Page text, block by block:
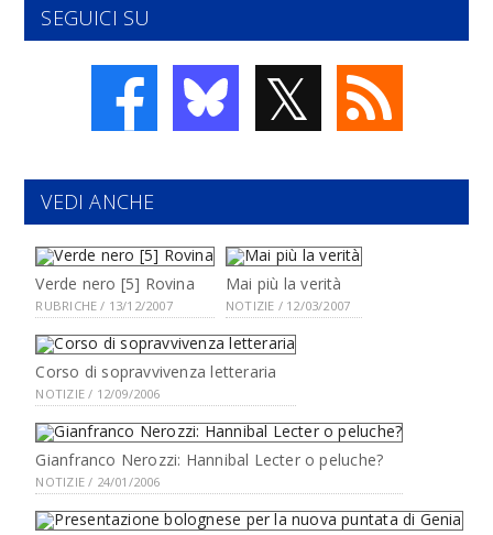
SEGUICI SU
𝕏
VEDI ANCHE
Verde nero [5] Rovina
RUBRICHE / 13/12/2007
Mai più la verità
NOTIZIE / 12/03/2007
Corso di sopravvivenza letteraria
NOTIZIE / 12/09/2006
Gianfranco Nerozzi: Hannibal Lecter o peluche?
NOTIZIE / 24/01/2006